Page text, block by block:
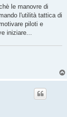
le manovre di
l'utilità tattica di
piloti e
iniziare...